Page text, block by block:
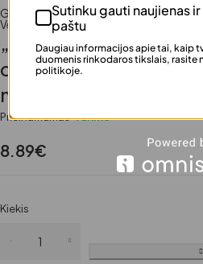
Grožiui,Įdegio kosmetika,Moterims ,
Veido priemonės
„IDC Institute Gold
dulksna kūnui,
ml
Prieinamumas Turime
8.89€
Kiekis
Sutinku gauti naujienas
paštu
Daugiau informacijos apie tai, kaip
duomenis rinkodaros tikslais, rasite
politikoje.